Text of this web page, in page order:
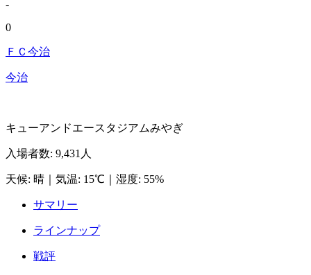
-
0
ＦＣ今治
今治
キューアンドエースタジアムみやぎ
入場者数: 9,431人
天候: 晴 気温: 15℃ 湿度: 55%
サマリー
ラインナップ
戦評